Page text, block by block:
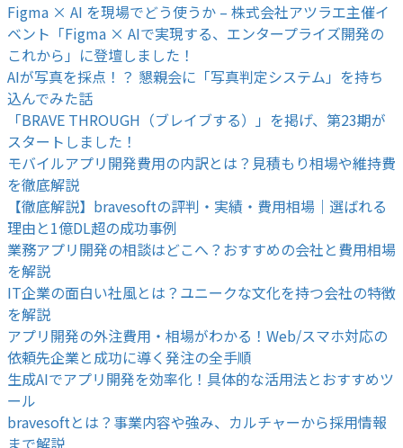
Figma × AI を現場でどう使うか – 株式会社アツラエ主催イ
ベント「Figma × AIで実現する、エンタープライズ開発の
これから」に登壇しました！
AIが写真を採点！？ 懇親会に「写真判定システム」を持ち
込んでみた話
「BRAVE THROUGH（ブレイブする）」を掲げ、第23期が
スタートしました！
モバイルアプリ開発費用の内訳とは？見積もり相場や維持費
を徹底解説
【徹底解説】bravesoftの評判・実績・費用相場｜選ばれる
理由と1億DL超の成功事例
業務アプリ開発の相談はどこへ？おすすめの会社と費用相場
を解説
IT企業の面白い社風とは？ユニークな文化を持つ会社の特徴
を解説
アプリ開発の外注費用・相場がわかる！Web/スマホ対応の
依頼先企業と成功に導く発注の全手順
生成AIでアプリ開発を効率化！具体的な活用法とおすすめツ
ール
bravesoftとは？事業内容や強み、カルチャーから採用情報
まで解説